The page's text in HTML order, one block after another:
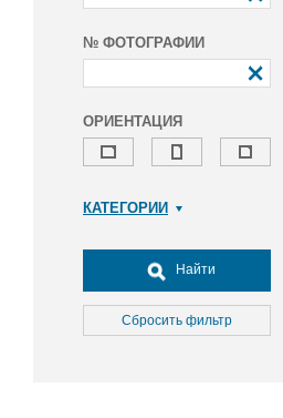
№ ФОТОГРАФИИ
ОРИЕНТАЦИЯ
КАТЕГОРИИ
Досуг, туризм и отдых
Культура
Медицина
Найти
Сбросить фильтр